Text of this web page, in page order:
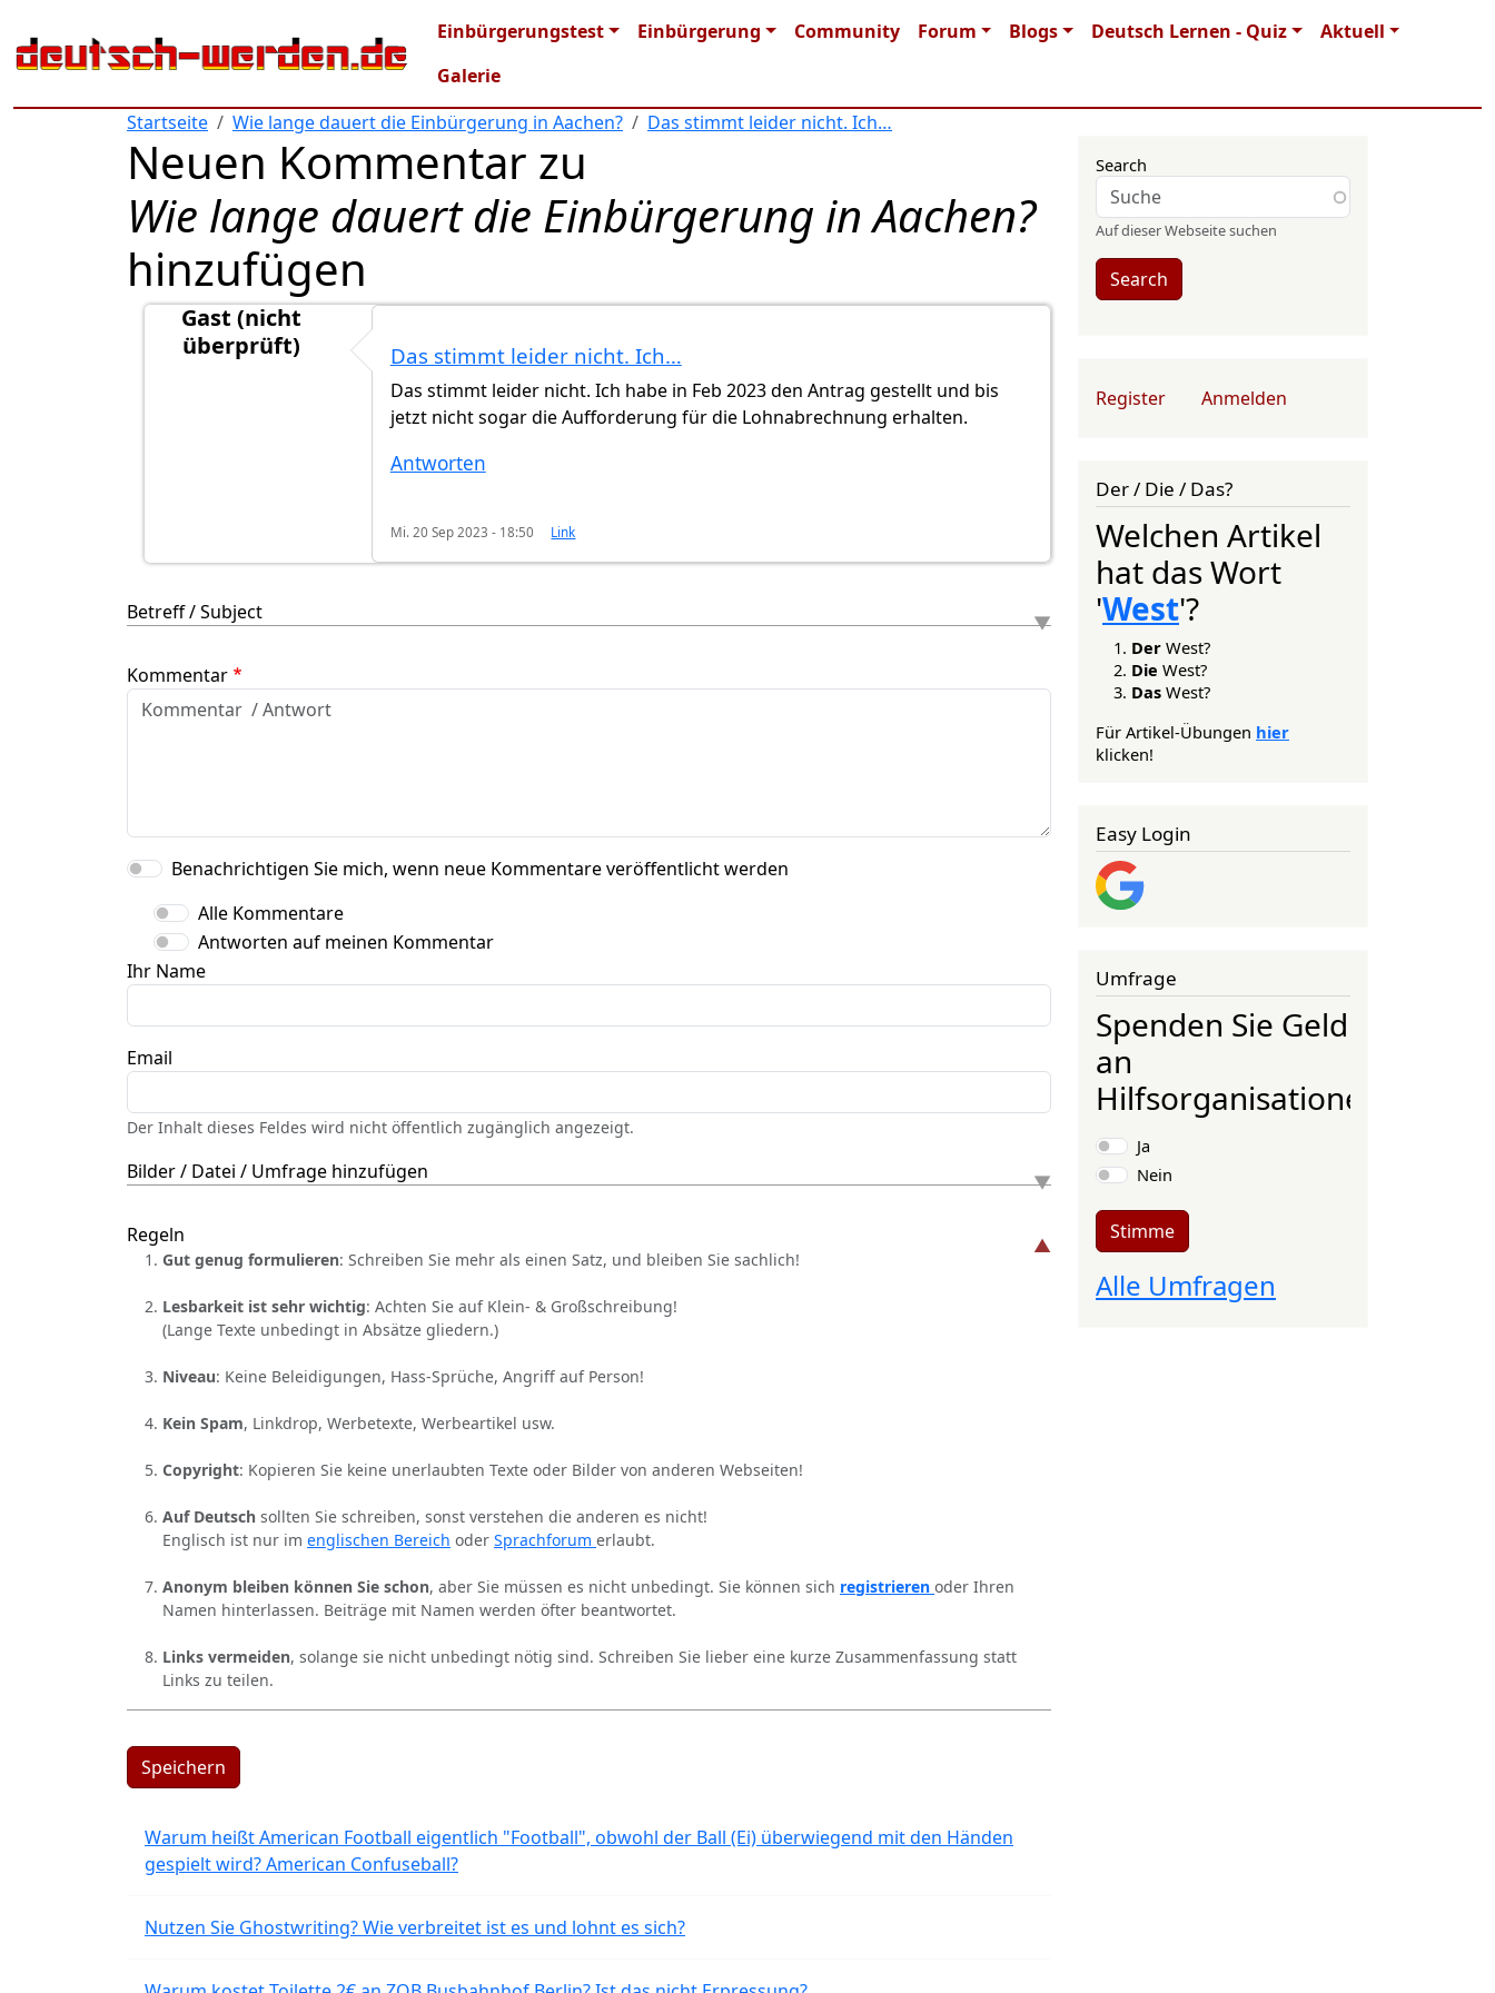
Main navigation
Einbürgerungstest Einbürgerung Community Forum Blogs Deutsch Lernen - Quiz
Aktuell
Galerie
Startseite
Wie lange dauert die Einbürgerung in Aachen? Das stimmt leider nicht. Ich…
Neuen Kommentar zu
Wie lange dauert die Einbürgerung in Aachen?
hinzufügen
Gast (nicht
überprüft)
Ab 2023 werden alle neuen…vonGast (nicht überprüft)
Das stimmt leider nicht. Ich…
Das stimmt leider nicht. Ich habe in Feb 2023 den Antrag gestellt und bis
jetzt nicht sogar die Aufforderung für die Lohnabrechnung erhalten.
Antworten
Mi. 20 Sep 2023 - 18:50 Link
Betreff / Subject
Kommentar
Benachrichtigen Sie mich, wenn neue Kommentare veröffentlicht werden
Alle Kommentare
Antworten auf meinen Kommentar
Ihr Name
Email
Der Inhalt dieses Feldes wird nicht öffentlich zugänglich angezeigt.
Bilder / Datei / Umfrage hinzufügen
Regeln
Gut genug formulieren: Schreiben Sie mehr als einen Satz, und bleiben Sie sachlich!
Lesbarkeit ist sehr wichtig: Achten Sie auf Klein- & Großschreibung!
(Lange Texte unbedingt in Absätze gliedern.)
Niveau: Keine Beleidigungen, Hass-Sprüche, Angriff auf Person!
Kein Spam, Linkdrop, Werbetexte, Werbeartikel usw.
Copyright: Kopieren Sie keine unerlaubten Texte oder Bilder von anderen Webseiten!
Auf Deutsch sollten Sie schreiben, sonst verstehen die anderen es nicht!
Englisch ist nur im englischen Bereich oder Sprachforum erlaubt.
Anonym bleiben können Sie schon, aber Sie müssen es nicht unbedingt. Sie können sich registrieren oder Ihren
Namen hinterlassen. Beiträge mit Namen werden öfter beantwortet.
Links vermeiden, solange sie nicht unbedingt nötig sind. Schreiben Sie lieber eine kurze Zusammenfassung statt
Links zu teilen.
Speichern
Warum heißt American Football eigentlich "Football", obwohl der Ball (Ei) überwiegend mit den Händen
gespielt wird? American Confuseball?
Nutzen Sie Ghostwriting? Wie verbreitet ist es und lohnt es sich?
Search
Auf dieser Webseite suchen
Search
User account menu
Register Anmelden
Der / Die / Das?
Welchen Artikel
hat das Wort
'West'?
Der West?
Die West?
Das West?
Für Artikel-Übungen hier
klicken!
Easy Login
Umfrage
Spenden Sie Geld
an
Hilfsorganisationen?
Auswahlmöglichkeiten
Ja
Nein
Stimme
Alle Umfragen